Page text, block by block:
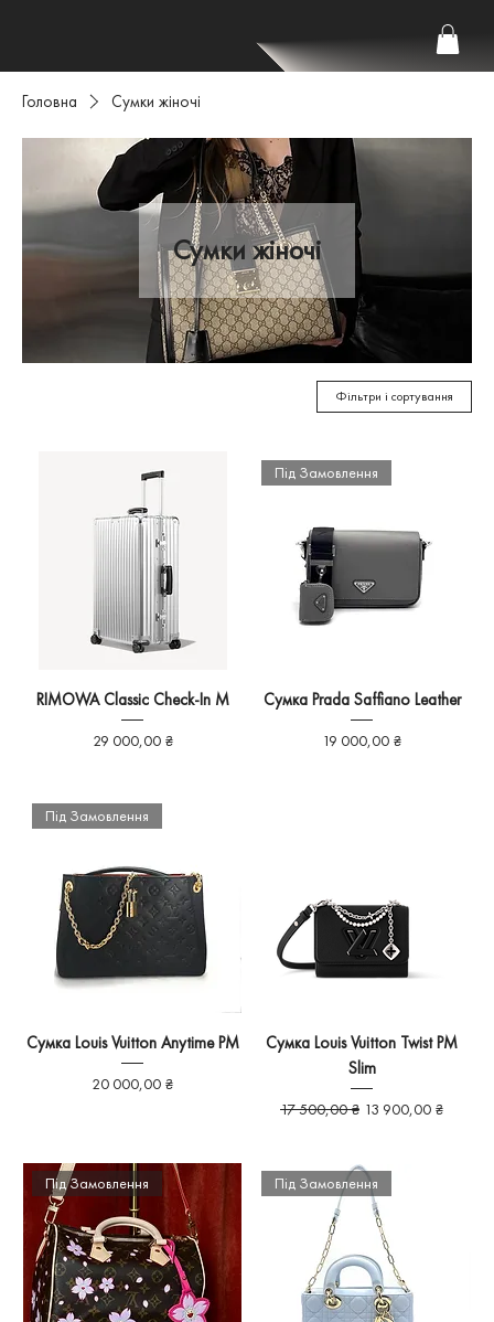
Головна Сумки жіночі
Сумки жіночі
Фільтри і сортування
RIMOWA Classic Check-In M
Ціна
29 000,00 ₴
Під Замовлення
Сумка Prada Saffiano Leather
Ціна
19 000,00 ₴
Під Замовлення
Сумка Louis Vuitton Anytime PM
Ціна
20 000,00 ₴
Сумка Louis Vuitton Twist PM
Slim
Звичайна ціна
17 500,00 ₴ За розпродажем
13 900,00 ₴
Під Замовлення Під Замовлення